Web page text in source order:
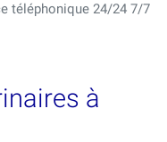
téléphonique 24/24 7/7
à